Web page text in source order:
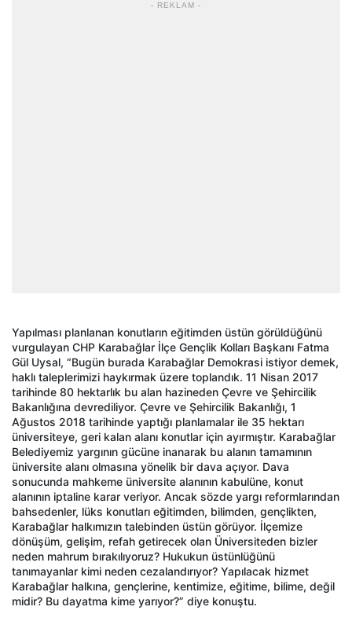
- REKLAM -
Yapılması planlanan konutların eğitimden üstün görüldüğünü
vurgulayan CHP Karabağlar İlçe Gençlik Kolları Başkanı Fatma
Gül Uysal, “Bugün burada Karabağlar Demokrasi istiyor demek,
haklı taleplerimizi haykırmak üzere toplandık. 11 Nisan 2017
tarihinde 80 hektarlık bu alan hazineden Çevre ve Şehircilik
Bakanlığına devrediliyor. Çevre ve Şehircilik Bakanlığı, 1
Ağustos 2018 tarihinde yaptığı planlamalar ile 35 hektarı
üniversiteye, geri kalan alanı konutlar için ayırmıştır. Karabağlar
Belediyemiz yargının gücüne inanarak bu alanın tamamının
üniversite alanı olmasına yönelik bir dava açıyor. Dava
sonucunda mahkeme üniversite alanının kabulüne, konut
alanının iptaline karar veriyor. Ancak sözde yargı reformlarından
bahsedenler, lüks konutları eğitimden, bilimden, gençlikten,
Karabağlar halkımızın talebinden üstün görüyor. İlçemize
dönüşüm, gelişim, refah getirecek olan Üniversiteden bizler
neden mahrum bırakılıyoruz? Hukukun üstünlüğünü
tanımayanlar kimi neden cezalandırıyor? Yapılacak hizmet
Karabağlar halkına, gençlerine, kentimize, eğitime, bilime, değil
midir? Bu dayatma kime yarıyor?” diye konuştu.